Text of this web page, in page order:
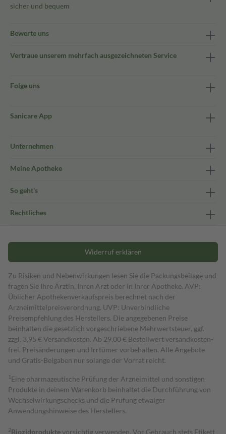
sicher und bequem
Bewerte uns
Vertraue unserem mehrfach ausgezeichneten Service
Folge uns
Sanicare App
Unternehmen
Meine Apotheke
So geht's
Rechtliches
Widerruf erklären
Zu Risiken und Nebenwirkungen lesen Sie die Packungsbeilage und
fragen Sie Ihre Ärztin, Ihren Arzt oder in Ihrer Apotheke. AVP:
Üblicher Apothekenverkaufspreis berechnet nach der
Arzneimittelpreisverordnung. UVP: Unverbindliche
Preisempfehlung des Herstellers. Die angegebenen Preise
beinhalten die gesetzlich vorgeschriebene Mehrwertsteuer, ggf.
zzgl. 3,95 € Versandkosten. Ab 29,00 € Bestell­wert versand­kosten­
frei. Preisänderungen und Irrtümer vorbehalten. Alle Angebote
und Gratis-Beigaben nur solange der Vorrat reicht.
1 Eine pharmazeutische Prüfung der Arzneimittel und sonstigen
Produkte in deinem Warenkorb beinhaltet die Durchführung von
Wechselwirkungschecks und die Prüfung etwaiger
Anwendungshinweise des Herstellers.
2Biozidproduktevorsichtig verwenden. Vor Gebrauch stets Etikett